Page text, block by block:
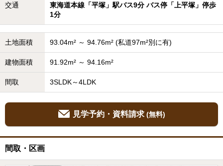
交通
東海道本線「平塚」駅バス9分 バス停「上平塚」停歩
1分
土地面積 93.04m² ～ 94.76m² (私道97m²別に有)
建物面積 91.92m² ～ 94.16m²
間取 3SLDK～4LDK
見学予約・資料請求 (無料)
間取・区画